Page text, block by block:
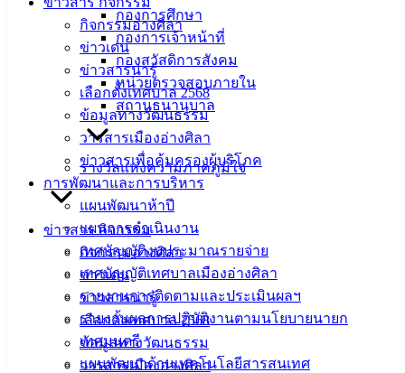
กิจกรรมอ่างศิลา
ข่าวเด่น
ข่าวสารน่ารู้
เลือกตั้งเทศบาล 2568
ข้อมูลทางวัฒนธรรม
วารสารเมืองอ่างศิลา
ข่าวสารเพื่อคุ้มครองผู้บริโภค
การพัฒนาและการบริหาร
แผนพัฒนาห้าปี
แผนการดำเนินงาน
เทศบัญญัติงบประมาณรายจ่าย
เทศบัญญัติเทศบาลเมืองอ่างศิลา
รายงานการติดตามและประเมินผลฯ
รายงานผลการปฏิบัติงานตามนโยบายนายก
เทศมนตรี
แผนพัฒนาด้านเทคโนโลยีสารสนเทศ
กองการศึกษา
กองการเจ้าหน้าที่
กองสวัสดิการสังคม
หน่วยตรวจสอบภายใน
สถานธนานุบาล
รางวัลแห่งความภาคภูมิใจ
ข่าวสาร กิจกรรม
กิจกรรมอ่างศิลา
ข่าวเด่น
ข่าวสารน่ารู้
เลือกตั้งเทศบาล 2568
ข้อมูลทางวัฒนธรรม
วารสารเมืองอ่างศิลา
038-
142-100-104
บริการ
ประชาชน
ดาวน์โหลด
ฟอร์ม,
เอกสาร
สำหรับ
ประชาชน/
คู่มือการ